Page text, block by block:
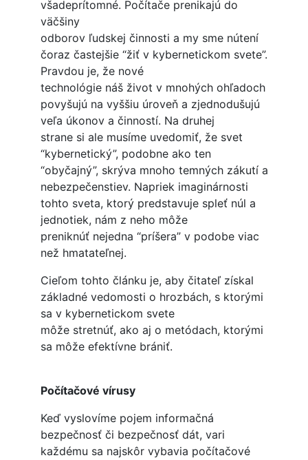
všadeprítomné. Počítače prenikajú do
väčšiny
odborov ľudskej činnosti a my sme nútení
čoraz častejšie “žiť v kybernetickom svete”.
Pravdou je, že nové
technológie náš život v mnohých ohľadoch
povyšujú na vyššiu úroveň a zjednodušujú
veľa úkonov a činností. Na druhej
strane si ale musíme uvedomiť, že svet
“kybernetický”, podobne ako ten
“obyčajný”, skrýva mnoho temných zákutí a
nebezpečenstiev. Napriek imaginárnosti
tohto sveta, ktorý predstavuje spleť núl a
jednotiek, nám z neho môže
preniknúť nejedna “príšera” v podobe viac
než hmatateľnej.
Cieľom tohto článku je, aby čitateľ získal
základné vedomosti o hrozbách, s ktorými
sa v kybernetickom svete
môže stretnúť, ako aj o metódach, ktorými
sa môže efektívne brániť.
Počítačové vírusy
Keď vyslovíme pojem informačná
bezpečnosť či bezpečnosť dát, vari
každému sa najskôr vybavia počítačové